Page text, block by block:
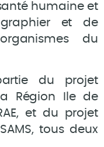
humaine et
et de
du
du projet
Région Ile de
et du projet
tous deux